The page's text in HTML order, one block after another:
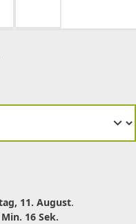
11. August.
16 Sek.